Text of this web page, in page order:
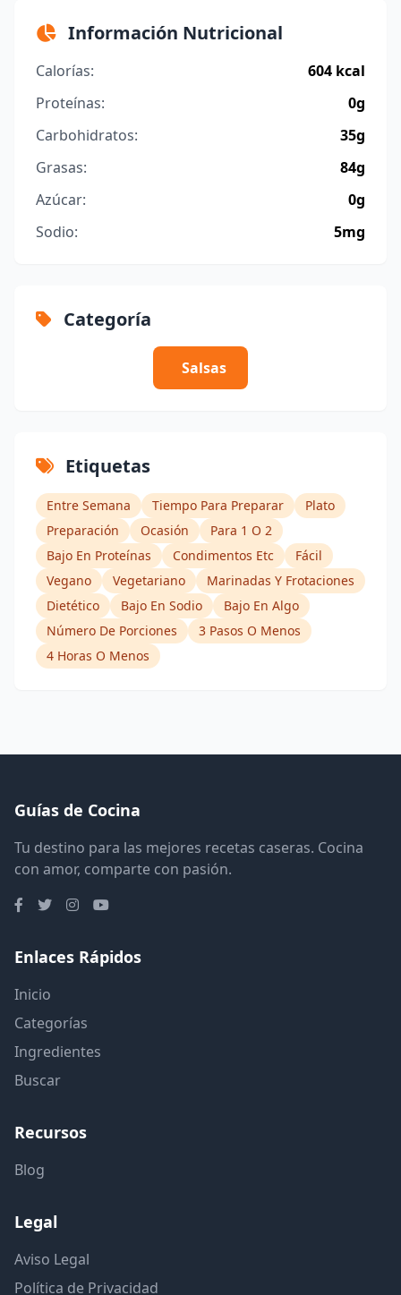
Información Nutricional
Calorías:
604 kcal
Proteínas:
0g
Carbohidratos:
35g
Grasas:
84g
Azúcar:
0g
Sodio:
5mg
Categoría
Salsas
Etiquetas
Entre Semana Tiempo Para Preparar
Plato
Preparación
Ocasión
Para 1 O 2
Bajo En Proteínas
Condimentos Etc
Fácil
Vegano
Vegetariano
Marinadas Y Frotaciones
Dietético
Bajo En Sodio
Bajo En Algo
Número De Porciones
3 Pasos O Menos
4 Horas O Menos
Guías de Cocina
Tu destino para las mejores recetas caseras. Cocina
con amor, comparte con pasión.
Enlaces Rápidos
Inicio
Categorías
Ingredientes
Buscar
Recursos
Blog
Legal
Aviso Legal
Política de Privacidad